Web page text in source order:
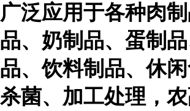
广泛应用于各种肉
品、奶制品、蛋制
品、饮料制品、休
杀菌、加工处理，